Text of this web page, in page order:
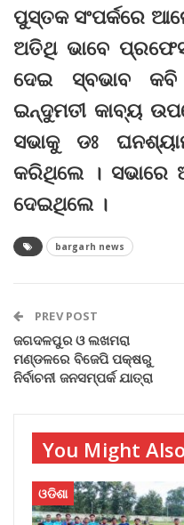
ପୁସ୍ତକ ସଂପର୍କରେ
ଅତିଥି ଭାବେ
ଦେଇ ସ୍ବଭାବ
ଇନ୍ଦୁମତୀ କାବ୍ୟ
ସଭାକୁ ଡଃ
କରିଥିଲେ ।
ଦେଇଥିଲେ ।
bargarh news
PREV POST
ଜଗଦଳପୁର ଓ ଲଖମରା
ମଣ୍ଡଳରେ ବିଜେପି ପକ୍ଷରୁ
ନିର୍ବାଚନୀ ଜନସମ୍ପର୍କ ଯାତ୍ରା
You Might
ଓଡିଶା